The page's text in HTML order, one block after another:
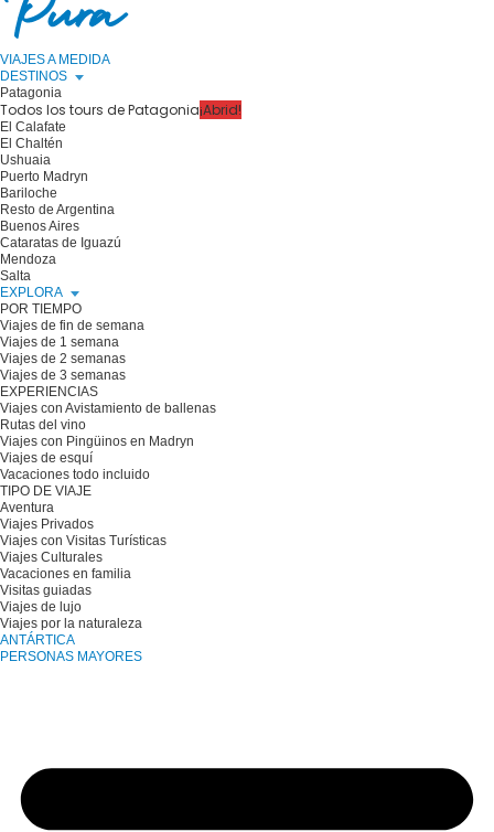
VIAJES A MEDIDA
DESTINOS
Patagonia
Todos los tours de Patagonia¡Abrid!
El Calafate
El Chaltén
Ushuaia
Puerto Madryn
Bariloche
Resto de Argentina
Buenos Aires
Cataratas de Iguazú
Mendoza
Salta
EXPLORA
POR TIEMPO
Viajes de fin de semana
Viajes de 1 semana
Viajes de 2 semanas
Viajes de 3 semanas
EXPERIENCIAS
Viajes con Avistamiento de ballenas
Rutas del vino
Viajes con Pingüinos en Madryn
Viajes de esquí
Vacaciones todo incluido
TIPO DE VIAJE
Aventura
Viajes Privados
Viajes con Visitas Turísticas
Viajes Culturales
Vacaciones en familia
Visitas guiadas
Viajes de lujo
Viajes por la naturaleza
ANTÁRTICA
PERSONAS MAYORES